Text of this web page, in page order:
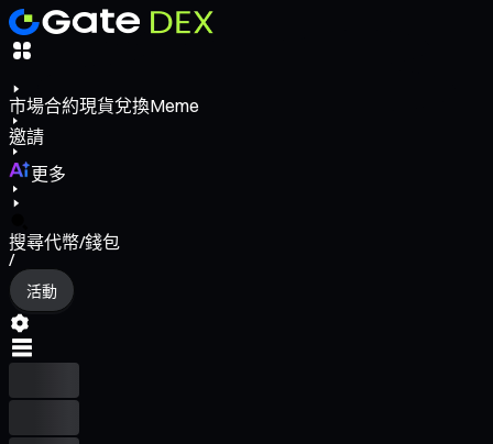
市場合約現貨兌換Meme
邀請
更多
搜尋代幣/錢包
/
活動